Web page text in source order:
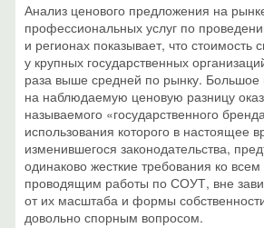
Анализ ценового предложения на
профессиональных услуг по
и регионах показывает, что стоимость
у крупных государственных
раза выше средней по рынку. Большое
на наблюдаемую ценовую разницу
называемого «государственного
использования которого в настоящее
изменившегося законодательства,
одинаково жесткие требования ко
проводящим работы по СОУТ, вне
от их масштаба и формы
довольно спорным вопросом.